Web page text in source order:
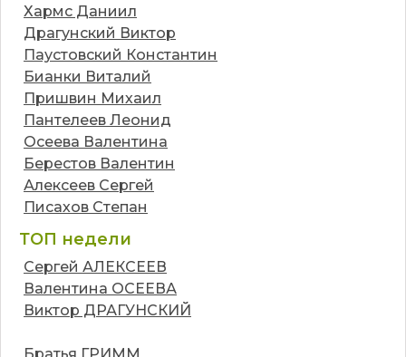
Хармс Даниил
Драгунский Виктор
Паустовский Константин
Бианки Виталий
Пришвин Михаил
Пантелеев Леонид
Осеева Валентина
Берестов Валентин
Алексеев Сергей
Писахов Степан
ТОП недели
Сергей АЛЕКСЕЕВ
Валентина ОСЕЕВА
Виктор ДРАГУНСКИЙ